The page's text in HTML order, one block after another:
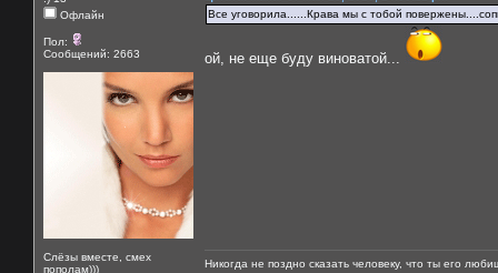
Офлайн
Пол:
Сообщений: 2663
Слёзы вместе, смех
пополам)))
Все уговорила......Крава мы с тобой
ой, не еще буду виноватой...
Никогда не поздно сказать человеку, что ты его